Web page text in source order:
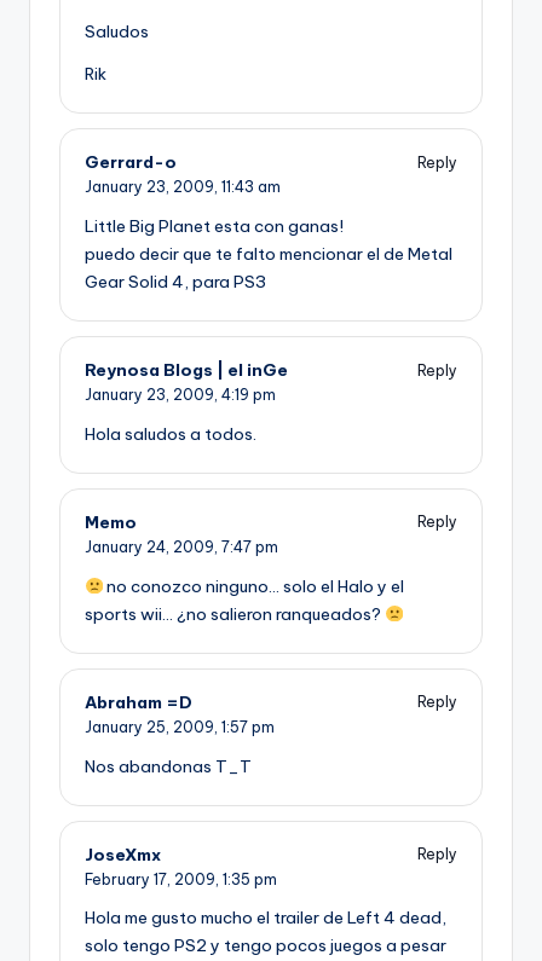
Saludos
Rik
Gerrard-o
Reply
January 23, 2009, 11:43 am
Little Big Planet esta con ganas!
puedo decir que te falto mencionar el de Metal
Gear Solid 4, para PS3
Reynosa Blogs | el inGe
Reply
January 23, 2009, 4:19 pm
Hola saludos a todos.
Memo
Reply
January 24, 2009, 7:47 pm
no conozco ninguno… solo el Halo y el
sports wii… ¿no salieron ranqueados?
Abraham =D
Reply
January 25, 2009, 1:57 pm
Nos abandonas T_T
JoseXmx
Reply
February 17, 2009, 1:35 pm
Hola me gusto mucho el trailer de Left 4 dead,
solo tengo PS2 y tengo pocos juegos a pesar